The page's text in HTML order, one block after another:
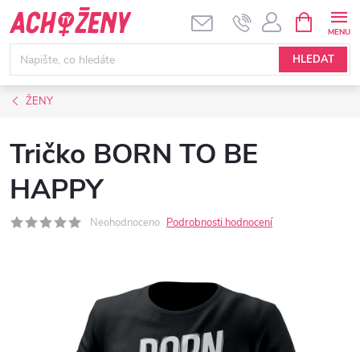
Přejít
na
obsah
HLEDAT
NÁKUPNÍ
KOŠÍK
ŽENY
Tričko BORN TO BE
HAPPY
Neohodnoceno Podrobnosti hodnocení